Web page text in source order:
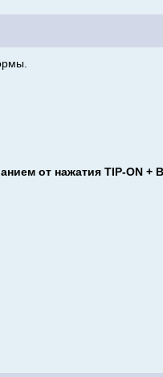
от нажатия TIP-ON +